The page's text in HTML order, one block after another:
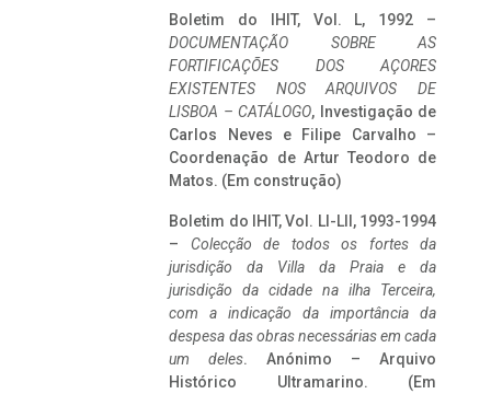
Boletim do IHIT, Vol. L, 1992 –
DOCUMENTAÇÃO SOBRE AS
FORTIFICAÇÕES DOS AÇORES
EXISTENTES NOS ARQUIVOS DE
LISBOA – CATÁLOGO, Investigação de
Carlos Neves e Filipe Carvalho –
Coordenação de Artur Teodoro de
Matos. (Em construção)
Boletim do IHIT, Vol. LI-LII, 1993-1994
– Colecção de todos os fortes da
jurisdição da Villa da Praia e da
jurisdição da cidade na ilha Terceira,
com a indicação da importância da
despesa das obras necessárias em cada
um deles. Anónimo – Arquivo
Histórico Ultramarino. (Em